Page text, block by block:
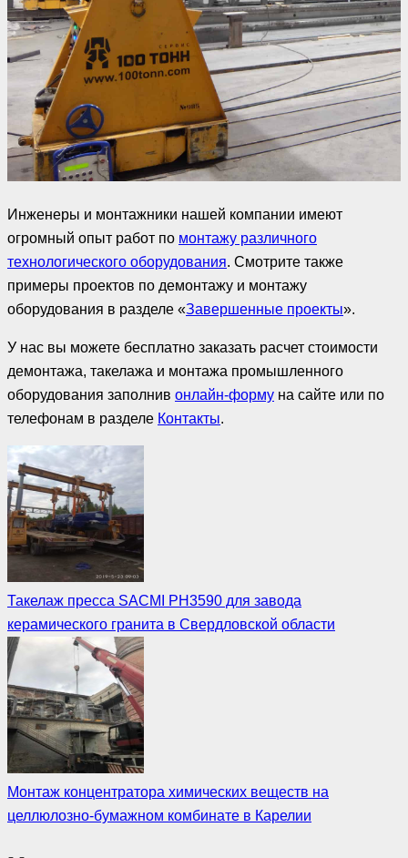
Инженеры и монтажники нашей компании имеют
огромный опыт работ по монтажу различного
технологического оборудования. Смотрите также
примеры проектов по демонтажу и монтажу
оборудования в разделе «Завершенные проекты».
У нас вы можете бесплатно заказать расчет стоимости
демонтажа, такелажа и монтажа промышленного
оборудования заполнив онлайн-форму на сайте или по
телефонам в разделе Контакты.
Такелаж пресса SACMI РН3590 для завода
керамического гранита в Свердловской области
Монтаж концентратора химических веществ на
целлюлозно-бумажном комбинате в Карелии